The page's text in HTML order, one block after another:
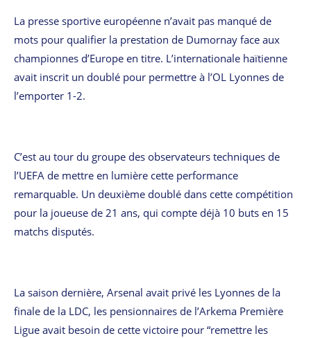
La presse sportive européenne n’avait pas manqué de
mots pour qualifier la prestation de Dumornay face aux
championnes d’Europe en titre. L’internationale haïtienne
avait inscrit un doublé pour permettre à l’OL Lyonnes de
l’emporter 1-2.
C’est au tour du groupe des observateurs techniques de
l’UEFA de mettre en lumière cette performance
remarquable. Un deuxième doublé dans cette compétition
pour la joueuse de 21 ans, qui compte déjà 10 buts en 15
matchs disputés.
La saison dernière, Arsenal avait privé les Lyonnes de la
finale de la LDC, les pensionnaires de l’Arkema Première
Ligue avait besoin de cette victoire pour “remettre les